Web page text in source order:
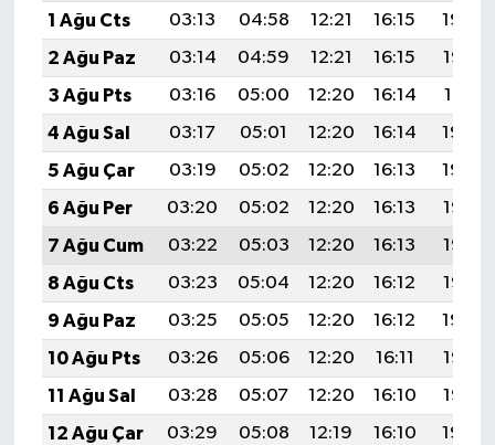
1 Ağu Cts
03:13 04:58 12:21 16:15
19:34
2 Ağu Paz
03:14 04:59 12:21 16:15
19:33
3 Ağu Pts
03:16 05:00 12:20 16:14
19:31
4 Ağu Sal
03:17 05:01 12:20 16:14
19:30
5 Ağu Çar
03:19 05:02 12:20 16:13
19:29
6 Ağu Per
03:20 05:02 12:20 16:13
19:28
7 Ağu Cum
03:22 05:03 12:20 16:13
19:27
8 Ağu Cts
03:23 05:04 12:20 16:12
19:25
9 Ağu Paz
03:25 05:05 12:20 16:12
19:24
10 Ağu Pts
03:26 05:06 12:20 16:11
19:23
11 Ağu Sal
03:28 05:07 12:20 16:10
19:22
12 Ağu Çar
03:29 05:08 12:19 16:10
19:20